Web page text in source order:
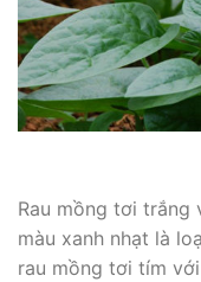
Rau mồng tơi trắng
màu xanh nhạt là
rau mồng tơi tím